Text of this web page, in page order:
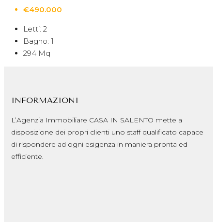
€490.000
Letti: 2
Bagno: 1
294 Mq
INFORMAZIONI
L’Agenzia Immobiliare CASA IN SALENTO mette a
disposizione dei propri clienti uno staff qualificato capace
di rispondere ad ogni esigenza in maniera pronta ed
efficiente.